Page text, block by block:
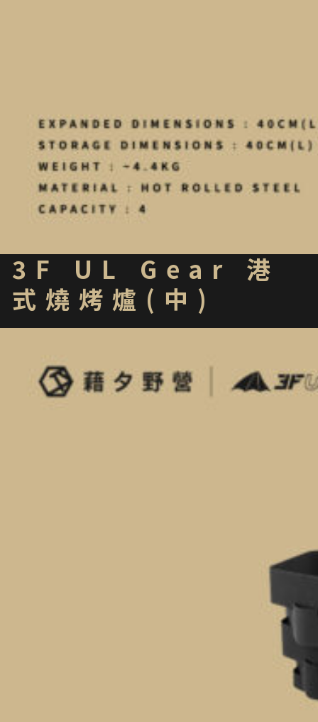
3F UL Gear 港
式燒烤爐(中)